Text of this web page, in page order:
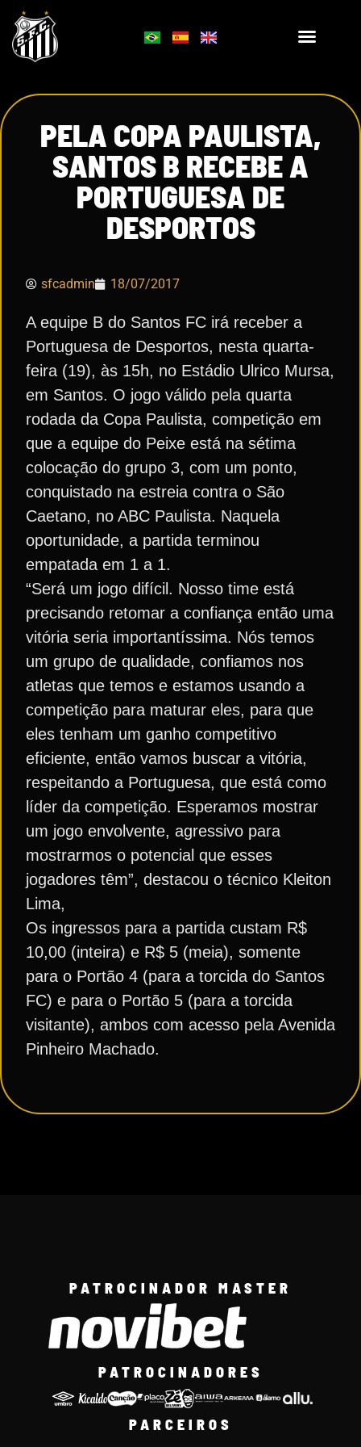
PELA COPA PAULISTA,
SANTOS B RECEBE A
PORTUGUESA DE
DESPORTOS
sfcadmin 18/07/2017
A equipe B do Santos FC irá receber a
Portuguesa de Desportos, nesta quarta-
feira (19), às 15h, no Estádio Ulrico Mursa,
em Santos. O jogo válido pela quarta
rodada da Copa Paulista, competição em
que a equipe do Peixe está na sétima
colocação do grupo 3, com um ponto,
conquistado na estreia contra o São
Caetano, no ABC Paulista. Naquela
oportunidade, a partida terminou
empatada em 1 a 1.
“Será um jogo difícil. Nosso time está
precisando retomar a confiança então uma
vitória seria importantíssima. Nós temos
um grupo de qualidade, confiamos nos
atletas que temos e estamos usando a
competição para maturar eles, para que
eles tenham um ganho competitivo
eficiente, então vamos buscar a vitória,
respeitando a Portuguesa, que está como
líder da competição. Esperamos mostrar
um jogo envolvente, agressivo para
mostrarmos o potencial que esses
jogadores têm”, destacou o técnico Kleiton
Lima,
Os ingressos para a partida custam R$
10,00 (inteira) e R$ 5 (meia), somente
para o Portão 4 (para a torcida do Santos
FC) e para o Portão 5 (para a torcida
visitante), ambos com acesso pela Avenida
Pinheiro Machado.
PATROCINADOR MASTER
PATROCINADORES
PARCEIROS